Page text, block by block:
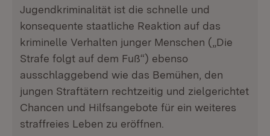
Jugendkriminalität ist die schnelle und
konsequente staatliche Reaktion auf das
kriminelle Verhalten junger Menschen („Die
Strafe folgt auf dem Fuß“) ebenso
ausschlaggebend wie das Bemühen, den
jungen Straftätern rechtzeitig und zielgerichtet
Chancen und Hilfsangebote für ein weiteres
straffreies Leben zu eröffnen.